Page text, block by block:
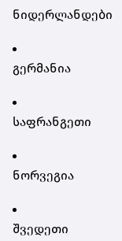
ნიდერლანდები
გერმანია
საფრანგეთი
ნორვეგია
შვედეთი